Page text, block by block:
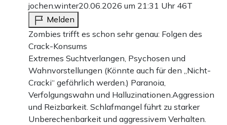
jochen.winter20.06.2026 um 21:31 Uhr 46T
Melden
Zombies trifft es schon sehr genau: Folgen des
Crack-Konsums
Extremes Suchtverlangen, Psychosen und
Wahnvorstellungen (Könnte auch für den „Nicht-
Cracki“ gefährlich werden.) Paranoia,
Verfolgungswahn und Halluzinationen.Aggression
und Reizbarkeit. Schlafmangel führt zu starker
Unberechenbarkeit und aggressivem Verhalten.